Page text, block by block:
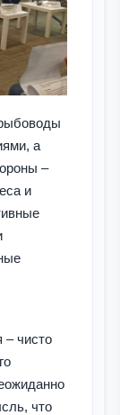
а
–
и
– чисто
что